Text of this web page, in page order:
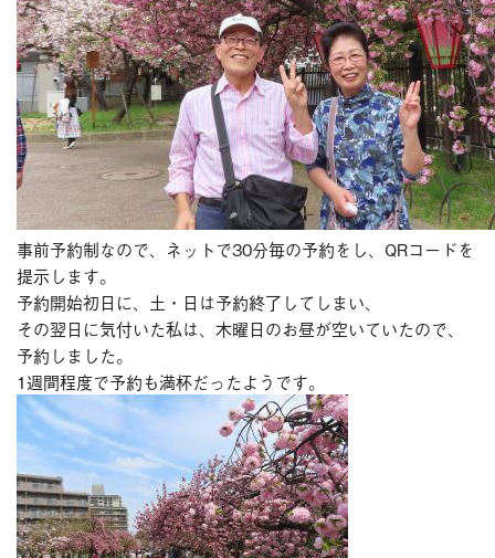
お問い合わせ
事前予約制なので、ネットで30分毎の予約をし、QRコードを
提示します。
予約開始初日に、土・日は予約終了してしまい、
その翌日に気付いた私は、木曜日のお昼が空いていたので、
予約しました。
1週間程度で予約も満杯だったようです。